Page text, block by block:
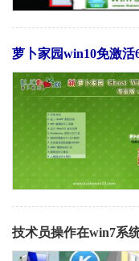
萝卜家园win10免激活
技术员操作在win7系